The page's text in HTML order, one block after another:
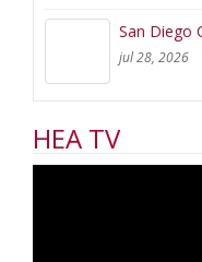
San Diego
jul 28, 2026
HEA TV